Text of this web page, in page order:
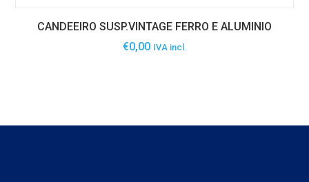
CANDEEIRO SUSP.VINTAGE FERRO E ALUMINIO
€0,00 IVA incl.